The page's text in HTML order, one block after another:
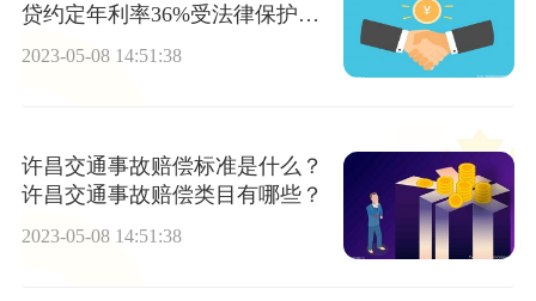
贷约定年利率36%受法律保护
2023-05-08 14:51:38
许昌交通事故赔偿标准是什么？
许昌交通事故赔偿类目有哪些？
2023-05-08 14:51:38